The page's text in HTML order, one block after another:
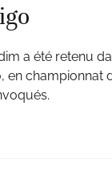
a été retenu
championnat